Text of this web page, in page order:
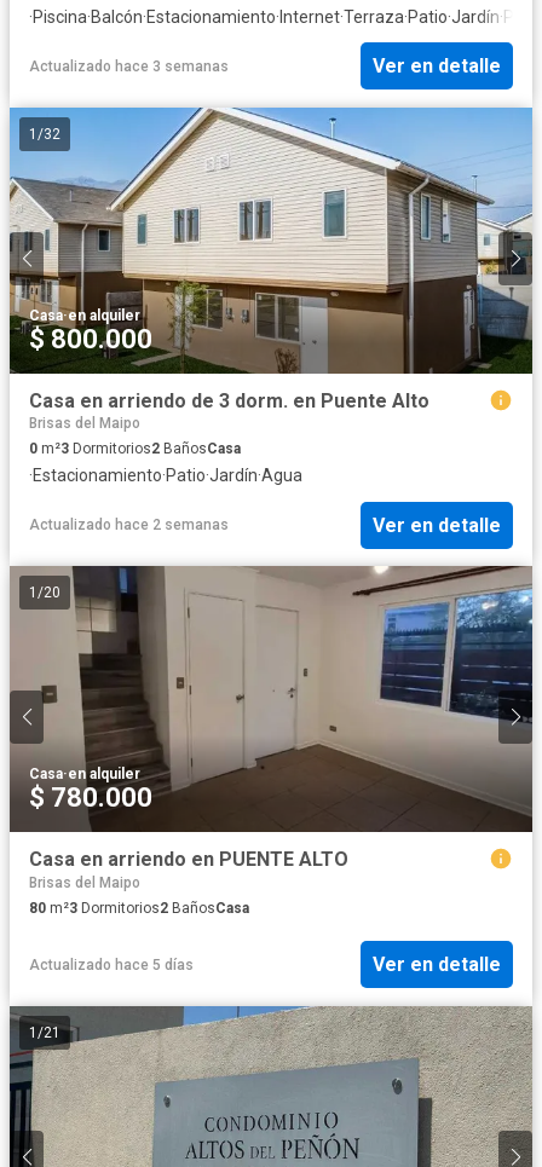
·Piscina·Balcón·Estacionamiento· Internet·Terraza·Patio·Jardín·
Actualizado hace 3 semanas Ver en detalle
1 /32
Casa·en alquiler
$ 800.000
Casa en arriendo de 3 dorm. en Puente Alto
Brisas del Maipo
0 m²3 Dormitorios2 BañosCasa
·Estacionamiento·Patio·Jardín·Agua
Actualizado hace 2 semanas Ver en detalle
1 /20
Casa·en alquiler
$ 780.000
Casa en arriendo en PUENTE ALTO
Brisas del Maipo
80 m²3 Dormitorios2 BañosCasa
Actualizado hace 5 días Ver en detalle
1 /21